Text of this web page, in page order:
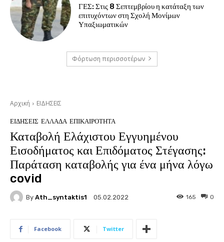
ΓΕΣ: Στις 8 Σεπτεμβρίου η κατάταξη των
επιτυχόντων στη Σχολή Μονίμων
Υπαξιωματικών
Φόρτωση περισσοτέρων